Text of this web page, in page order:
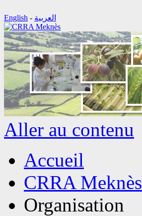
English - العربية
Aller au contenu
Accueil
CRRA Meknès
Organisation